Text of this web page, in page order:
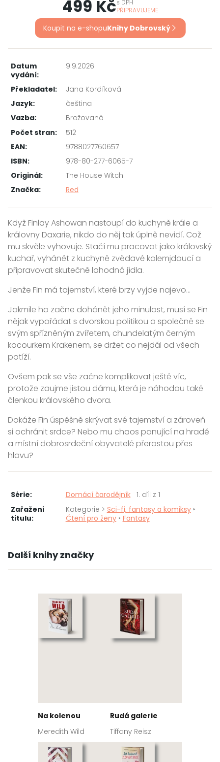
499 Kčs DPH
PŘIPRAVUJEME
Koupit na e-shopuKnihy Dobrovský
Datum
vydání:
9.9.2026
Překladatel:
Jana Kordíková
Jazyk:
čeština
Vazba:
Brožovaná
Počet stran:
512
EAN:
9788027760657
ISBN:
978-80-277-6065-7
Originál:
The House Witch
Značka:
Red
Když Finlay Ashowan nastoupí do kuchyně krále a
královny Daxarie, nikdo do něj tak úplně nevidí. Což
mu skvěle vyhovuje. Stačí mu pracovat jako královský
kuchař, vyhánět z kuchyně zvědavé kolemjdoucí a
připravovat skutečně lahodná jídla.
Jenže Fin má tajemství, které brzy vyjde najevo…
Jakmile ho začne dohánět jeho minulost, musí se Fin
nějak vypořádat s dvorskou politikou a společně se
svým spřízněným zvířetem, chundelatým černým
kocourkem Krakenem, se držet co nejdál od všech
potíží.
Ovšem pak se vše začne komplikovat ještě víc,
protože zaujme jistou dámu, která je náhodou také
členkou královského dvora.
Dokáže Fin úspěšně skrývat své tajemství a zároveň
si ochránit srdce? Nebo mu chaos panující na hradě
a místní dobrosrdeční obyvatelé přerostou přes
hlavu?
Série: Domácí čarodějník
1. díl z 1
Zařažení
titulu:
Kategorie > Sci-fi, fantasy a komiksy‣
Čtení pro ženy‣ Fantasy
Další knihy značky
Na kolenou
Meredith Wild
Rudá galerie
Tiffany Reisz